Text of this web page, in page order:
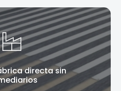
directa sin